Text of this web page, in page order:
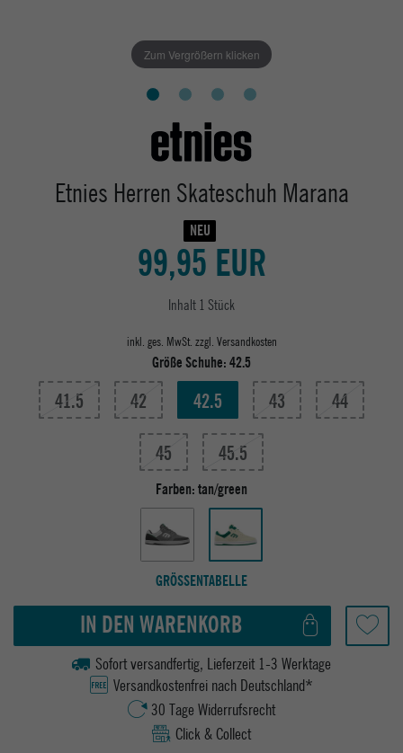
Zum Vergrößern klicken
Etnies Herren Skateschuh Marana
NEU
99,95 EUR
Inhalt 1 Stück
inkl. ges. MwSt. zzgl. Versandkosten
Größe Schuhe:42.5
41.5 42 42.5 43 44
45 45.5
Farben:tan/green
GRÖSSENTABELLE
IN DEN WARENKORB
Sofort versandfertig, Lieferzeit 1-3 Werktage
Versandkostenfrei nach Deutschland*
30 Tage Widerrufsrecht
Click & Collect